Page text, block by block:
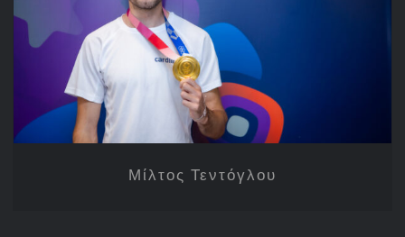
Μίλτος Τεντόγλου
Μίλτος Τεντόγλου